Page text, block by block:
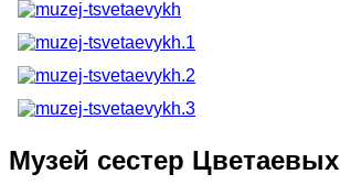
Музей сестер Цветаевых